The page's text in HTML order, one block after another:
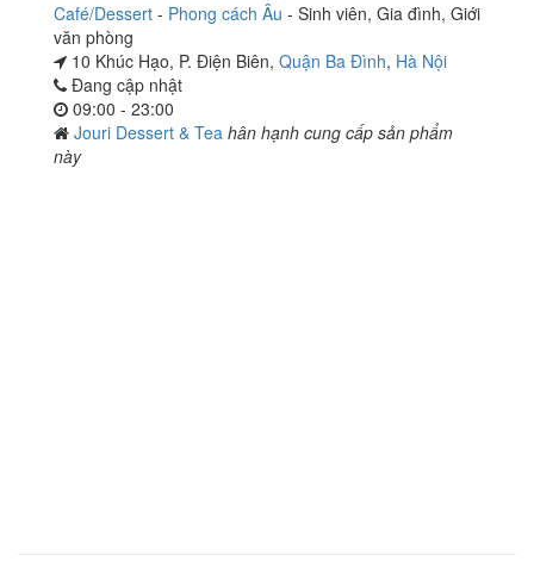
Café/Dessert - Phong cách Âu - Sinh viên, Gia đình, Giới
văn phòng
10 Khúc Hạo, P. Điện Biên, Quận Ba Đình, Hà Nội
Đang cập nhật
09:00 - 23:00
Jouri Dessert & Tea hân hạnh cung cấp sản phẩm
này